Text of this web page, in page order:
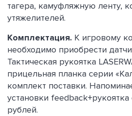
тагера, камуфляжную ленту,
утяжелителей.
Комплектация. К игровому
необходимо приобрести
Тактическая рукоятка
прицельная планка серии
комплект поставки.
установки feedback+рукоятка
рублей.